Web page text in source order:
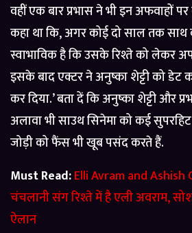
वहीं एक बार प्रभास ने भी इन अफवाहों
कहा था कि, अगर कोई दो साल तक साथ
स्वाभाविक है कि उसके रिश्ते को लेकर
इसके बाद एक्टर ने अनुष्का शेट्टी को डेट
कर दिया.’ बता दें कि अनुष्का शेट्टी और
अलावा भी साउथ सिनेमा को कई
जोड़ी को फैंस भी खूब पसंद करते हैं.
Must Read:Elli Avram and
चंचलानी संग रिश्ते में है एली अवराम,
ऐलान